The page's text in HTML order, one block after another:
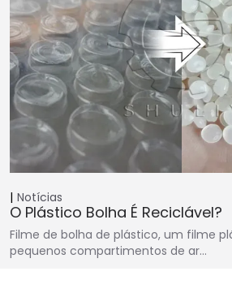
Notícias
O Plástico Bolha É Reciclável?
Filme de bolha de plástico, um filme
pequenos compartimentos de ar…